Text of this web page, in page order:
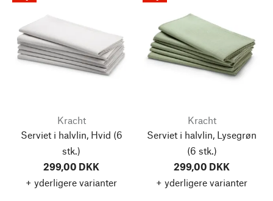
Kracht
Serviet i halvlin, Hvid (6
stk.)
299,00 DKK
+ yderligere varianter
Kracht
Serviet i halvlin, Lysegrøn
(6 stk.)
299,00 DKK
+ yderligere varianter